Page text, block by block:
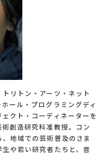
リトン・アーツ・ネット
ール・プログラミングディ
クト・コーディネーターを
創造研究科准教授。コン
地域での芸術普及のさま
や若い研究者たちと、音